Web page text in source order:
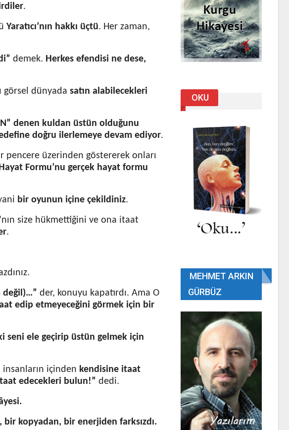
.
Yaratıcı’nın hakkı üçtü. Her zaman,
demek. Herkes efendisi ne dese,
görsel dünyada satın alabilecekleri
denen kuldan üstün olduğunu
doğru ilerlemeye devam ediyor.
pencere üzerinden göstererek onları
Formu’nu gerçek hayat formu
bir oyunun içine çekildiniz.
size hükmettiğini ve ona itaat
.
değil)…” der, konuyu kapatırdı. Ama O
edip etmeyeceğini görmek için bir
seni ele geçirip üstün gelmek için
insanların içinden kendisine itaat
edecekleri bulun!” dedi.
bir kopyadan, bir enerjiden farksızdı.
OKU
MEHMET ARKIN
GÜRBÜZ